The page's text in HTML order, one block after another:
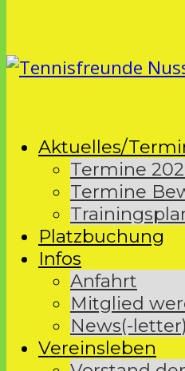
Aktuelles/
Termine
Termine
Platzbuchung
Infos
Anfahrt
Mitglied
News(-letter)
Vereinsleben